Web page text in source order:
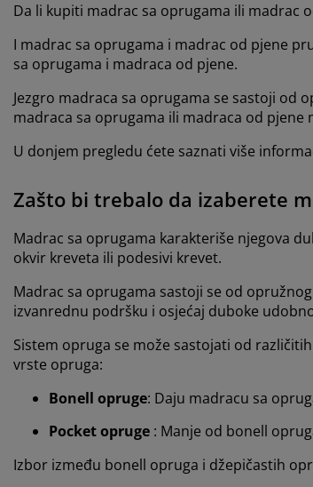
Da li kupiti madrac sa oprugama ili madrac
I madrac sa oprugama i madrac od pjene
sa oprugama i madraca od pjene.
Jezgro madraca sa oprugama se sastoji od
madraca sa oprugama ili madraca od
U donjem pregledu ćete saznati više
Zašto bi trebalo da izaberete
Madrac sa oprugama karakteriše njegova
okvir kreveta ili podesivi krevet.
Madrac sa oprugama sastoji se od
izvanrednu podršku i osjećaj duboke
Sistem opruga se može sastojati od
vrste opruga:
Bonell opruge: Daju madracu sa
Pocket opruge : Manje od bonell
Izbor između bonell opruga i džepičastih